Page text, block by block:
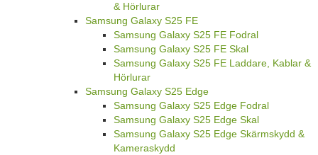
& Hörlurar
Samsung Galaxy S25 FE
Samsung Galaxy S25 FE Fodral
Samsung Galaxy S25 FE Skal
Samsung Galaxy S25 FE Laddare, Kablar &
Hörlurar
Samsung Galaxy S25 Edge
Samsung Galaxy S25 Edge Fodral
Samsung Galaxy S25 Edge Skal
Samsung Galaxy S25 Edge Skärmskydd &
Kameraskydd